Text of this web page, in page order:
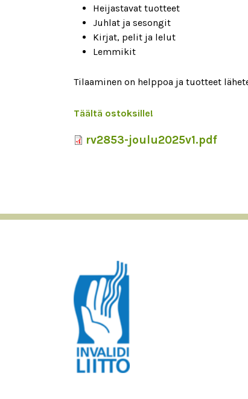
Heijastavat tuotteet
Juhlat ja sesongit
Kirjat, pelit ja lelut
Lemmikit
Tilaaminen on helppoa ja tuotteet
Täältä ostoksille!
rv2853-joulu2025v1.pdf